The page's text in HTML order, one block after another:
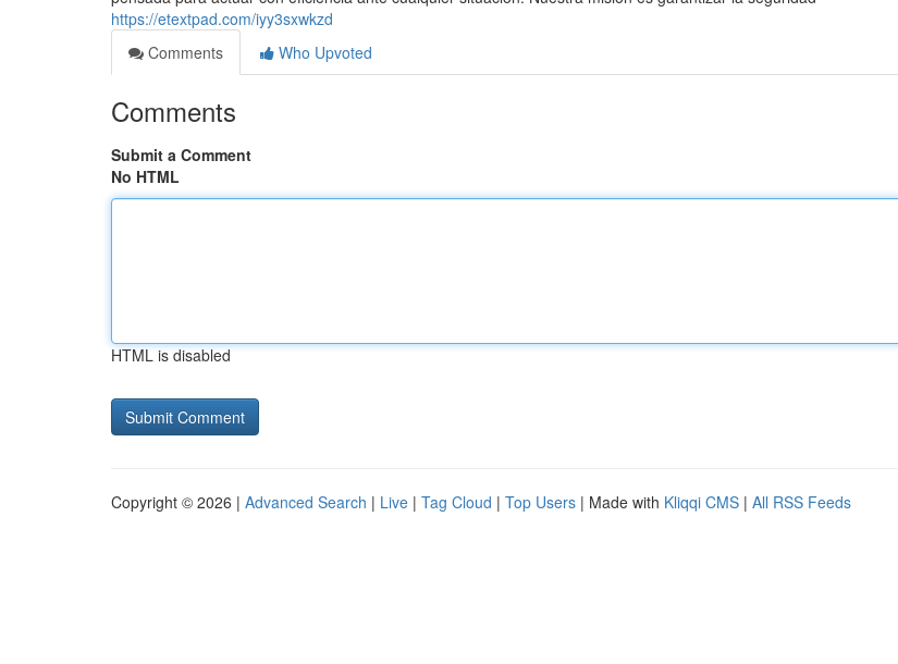
https://etextpad.com/iyy3sxwkzd
Comments
Who Upvoted
Comments
Submit a Comment
No HTML
HTML is disabled
Copyright © 2026 | Advanced Search | Live | Tag Cloud | Top Users | Made with Kliqqi CMS | All RSS Feeds